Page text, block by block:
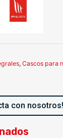
, Cascos para
con nosotros!